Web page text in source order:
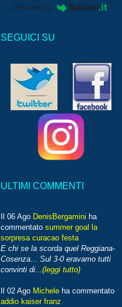
Powered by
SEGUICI SU
ULTIMI COMMENTI
Il 06 Ago DenisBergamini ha
commentato summer goal la
sorpresa curacao festa
E chi se la scorda quel Reggiana-
Cosenza... Sul 3-0 eravamo tutti
convinti di...(leggi tutto)
Il 02 Ago Michele ha commentato
addio kaiser franz